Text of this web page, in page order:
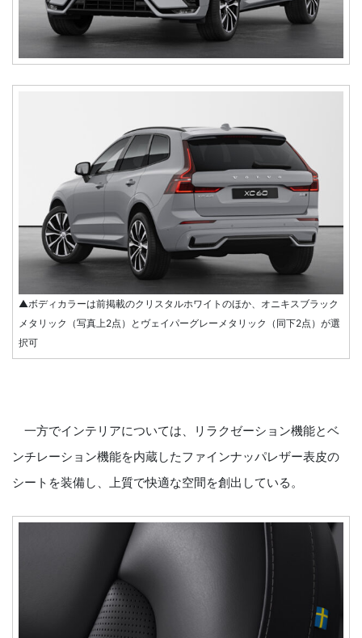
▲ボディカラーは前掲載のクリスタルホワイトのほか、オニキスブラック
メタリック（写真上2点）とヴェイパーグレーメタリック（同下2点）が選
択可
一方でインテリアについては、リラクゼーション機能とベ
ンチレーション機能を内蔵したファインナッパレザー表皮の
シートを装備し、上質で快適な空間を創出している。